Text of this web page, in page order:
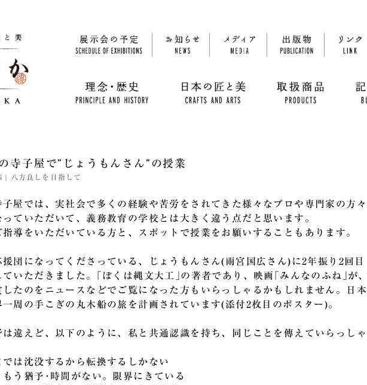
寺子屋で”じょうもんさん”の授業
| 八方良しを目指して
屋では、 実社会で多くの経験や苦労をされてきた様々なプロや専門家の方々
っていただいて、義務教育の学校とは大きく違う点だと思います。
指導をいただいている方と、スポットで授業をお願いすることもあります。
援団になってくださっている、じょうもんさん(雨宮国広さん)に2年振り2回目
ていただきました。｢ぼくは縄文大工｣の著者であり、映画｢みんなのふね｣が、
したのをニュースなどでご覧になった方もいらっしゃるかもしれません。日本
一周の手こぎの丸木船の旅を計画されています(添付2枚目のポスター)。
違えど、以下のように、 私と 共通認識を持ち、同じことを傳えていらっしゃ
では沈没するから転換するしかない
もう猶予･時間がない。限界にきている